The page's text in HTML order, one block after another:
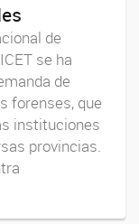
de
se ha
de
forenses, que
instituciones
provincias.